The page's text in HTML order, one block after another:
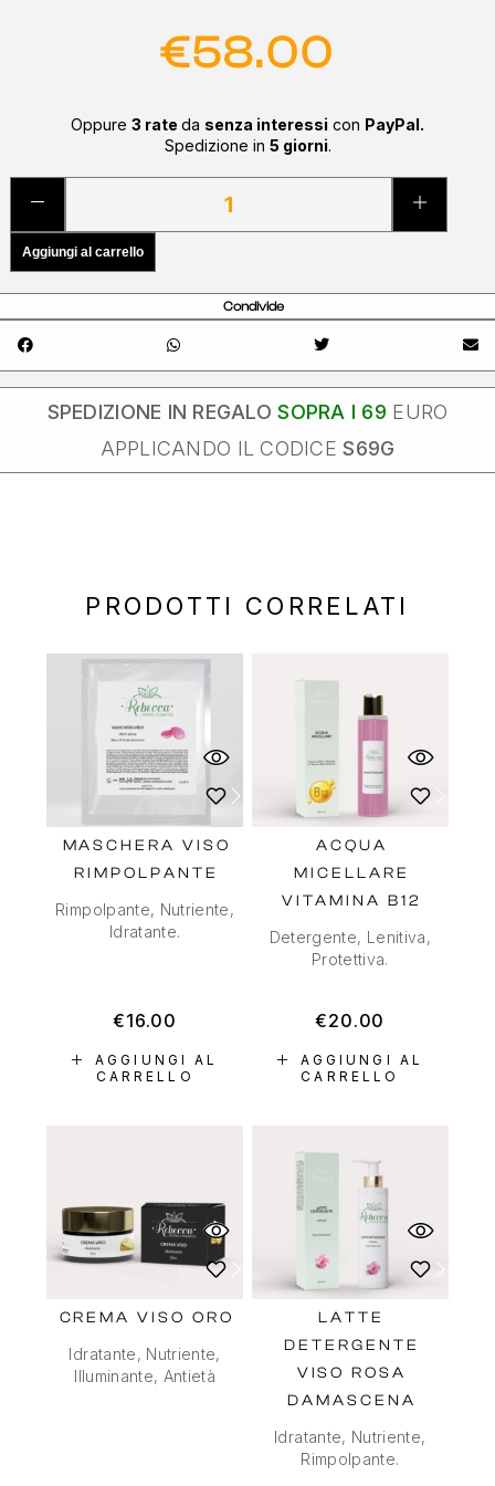
€58.00
Oppure 3 rate da senza interessi con PayPal.
Spedizione in 5 giorni.
Aggiungi al carrello
Condivide
SPEDIZIONE IN REGALOSOPRA I 69 EURO
APPLICANDO IL CODICES69G
PRODOTTI CORRELATI
AGGIUNGI AL
CARRELLO
MASCHERA VISO
RIMPOLPANTE
Rimpolpante, Nutriente,
Idratante.
€16.00
AGGIUNGI AL
CARRELLO
ACQUA
MICELLARE
VITAMINA B12
Detergente, Lenitiva,
Protettiva.
€20.00
CREMA VISO ORO
Idratante, Nutriente,
Illuminante, Antietà
LATTE
DETERGENTE
VISO ROSA
DAMASCENA
Idratante, Nutriente,
Rimpolpante.